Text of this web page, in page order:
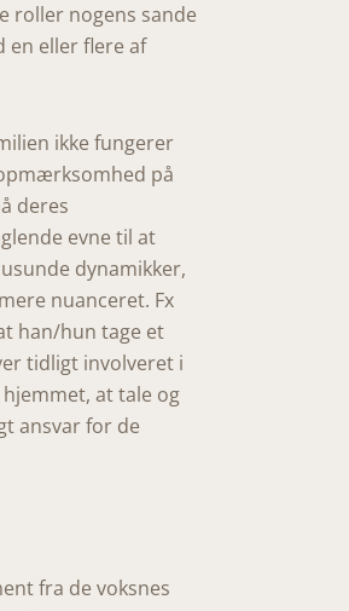
roller nogens sande
en eller flere af
ikke fungerer
på
deres
evne til at
dynamikker,
nuanceret. Fx
han/hun tage et
tidligt involveret i
at tale og
ansvar for de
fra de voksnes